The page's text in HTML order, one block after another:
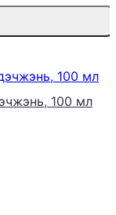
100 мл